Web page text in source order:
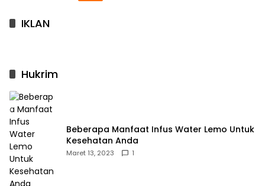
IKLAN
Hukrim
Beberapa Manfaat Infus Water Lemo Untuk
Kesehatan Anda
Maret 13, 2023 1